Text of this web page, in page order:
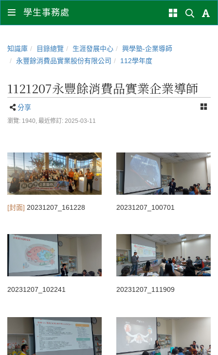
學生事務處
知識庫 目錄總覽 生涯發展中心
興學塾-企業導師
永豐餘消費品實業股份有限公司
112學年度
1121207永豐餘消費品實業企業導師
分享
瀏覽: 1940, 最近修訂: 2025-03-11
[封面] 20231207_161228 20231207_100701
20231207_102241 20231207_111909